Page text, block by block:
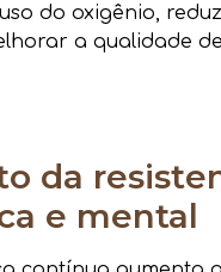
do oxigênio,
a qualidade
da
e mental